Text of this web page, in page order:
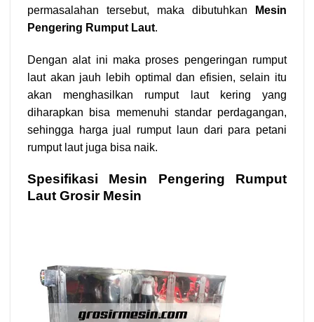
permasalahan tersebut, maka dibutuhkan
Mesin
Pengering Rumput Laut.
Dengan alat ini maka proses pengeringan rumput
laut akan jauh lebih optimal dan efisien, selain itu
akan menghasilkan rumput laut kering yang
diharapkan bisa memenuhi standar perdagangan,
sehingga harga jual rumput laun dari para petani
rumput laut juga bisa naik.
Spesifikasi Mesin Pengering Rumput
Laut Grosir Mesin